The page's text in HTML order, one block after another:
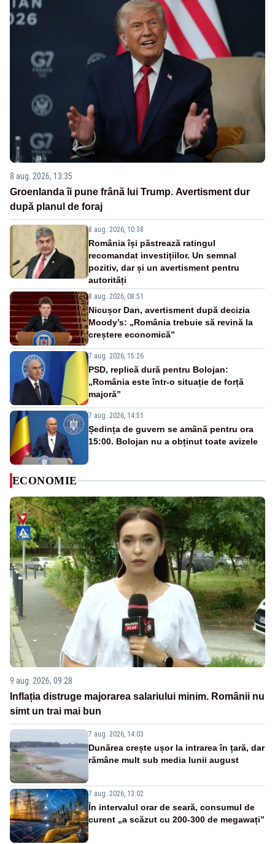
8 aug. 2026, 13:35
Groenlanda îi pune frână lui Trump. Avertisment dur
după planul de foraj
8 aug. 2026, 10:38
România își păstrează ratingul
recomandat investițiilor. Un semnal
pozitiv, dar și un avertisment pentru
autorități
8 aug. 2026, 08:51
Nicușor Dan, avertisment după decizia
Moody’s: „România trebuie să revină la
creștere economică”
7 aug. 2026, 15:26
PSD, replică dură pentru Bolojan:
„România este într-o situație de forță
majoră”
7 aug. 2026, 14:51
Ședința de guvern se amână pentru ora
15:00. Bolojan nu a obținut toate avizele
ECONOMIE
9 aug. 2026, 09:28
Inflația distruge majorarea salariului minim. Românii nu
simt un trai mai bun
7 aug. 2026, 14:03
Dunărea crește ușor la intrarea în țară, dar
rămâne mult sub media lunii august
7 aug. 2026, 13:02
În intervalul orar de seară, consumul de
curent „a scăzut cu 200-300 de megawați”